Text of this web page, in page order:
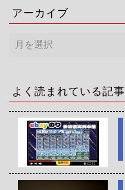
アーカイブ
ー
ブ
よく読まれている記事